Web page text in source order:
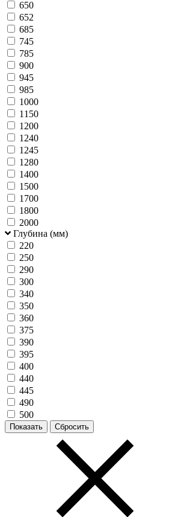
650
652
685
745
785
900
945
985
1000
1150
1200
1240
1245
1280
1400
1500
1700
1800
2000
Глубина (мм)
220
250
290
300
340
350
360
375
390
395
400
440
445
490
500